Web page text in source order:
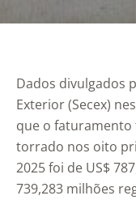
Dados divulgados
Exterior (Secex)
que o faturamento
torrado nos oito
2025 foi de US$
739,283 milhões